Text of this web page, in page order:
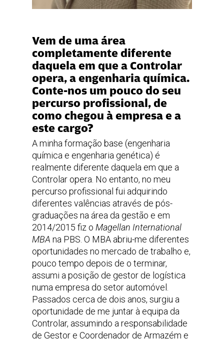
Vem de uma área
completamente diferente
daquela em que a Controlar
opera, a engenharia química.
Conte-nos um pouco do seu
percurso profissional, de
como chegou à empresa e a
este cargo?
A minha formação base (engenharia
química e engenharia genética) é
realmente diferente daquela em que a
Controlar opera. No entanto, no meu
percurso profissional fui adquirindo
diferentes valências através de pós-
graduações na área da gestão e em
2014/2015 fiz o Magellan International
MBA na PBS. O MBA abriu-me diferentes
oportunidades no mercado de trabalho e,
pouco tempo depois de o terminar,
assumi a posição de gestor de logística
numa empresa do setor automóvel.
Passados cerca de dois anos, surgiu a
oportunidade de me juntar à equipa da
Controlar, assumindo a responsabilidade
de Gestor e Coordenador de Armazém e